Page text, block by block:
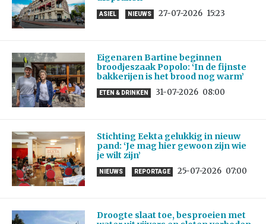
ASIEL NIEUWS 27-07-2026 15:23
Eigenaren Bartine beginnen
broodjeszaak Popolo: ‘In de fijnste
bakkerijen is het brood nog warm’
ETEN & DRINKEN 31-07-2026 08:00
Stichting Eekta gelukkig in nieuw
pand: ‘Je mag hier gewoon zijn wie
je wilt zijn’
NIEUWS REPORTAGE 25-07-2026 07:00
Droogte slaat toe, besproeien met